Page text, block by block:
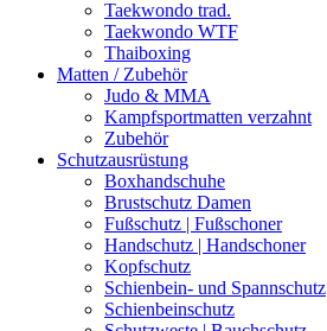
Taekwondo trad.
Taekwondo WTF
Thaiboxing
Matten / Zubehör
Judo & MMA
Kampfsportmatten verzahnt
Zubehör
Schutzausrüstung
Boxhandschuhe
Brustschutz Damen
Fußschutz | Fußschoner
Handschutz | Handschoner
Kopfschutz
Schienbein- und Spannschutz
Schienbeinschutz